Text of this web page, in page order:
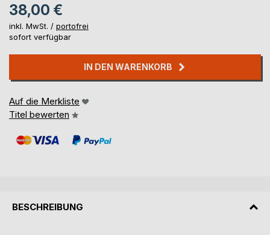
38,00 €
inkl. MwSt. / portofrei
sofort verfügbar
IN DEN WARENKORB
Auf die Merkliste
Titel bewerten
BESCHREIBUNG